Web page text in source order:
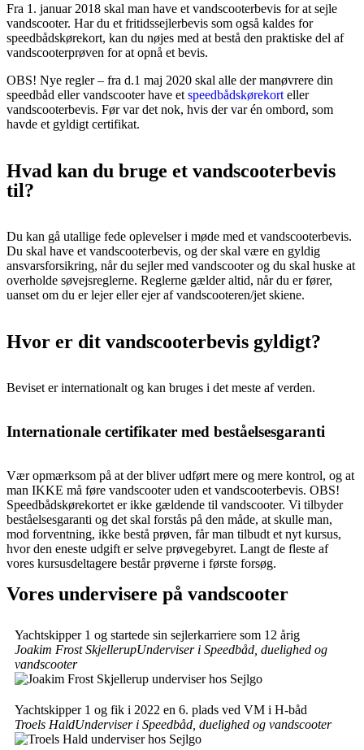
Fra 1. januar 2018 skal man have et vandscooterbevis for at sejle
vandscooter. Har du et fritidssejlerbevis som også kaldes for
speedbådskørekort, kan du nøjes med at bestå den praktiske del af
vandscooterprøven for at opnå et bevis.
OBS! Nye regler – fra d.1 maj 2020 skal alle der manøvrere din
speedbåd eller vandscooter have et speedbådskørekort eller
vandscooterbevis. Før var det nok, hvis der var én ombord, som
havde et gyldigt certifikat.
Hvad kan du bruge et vandscooterbevis
til?
Du kan gå utallige fede oplevelser i møde med et vandscooterbevis.
Du skal have et vandscooterbevis, og der skal være en gyldig
ansvarsforsikring, når du sejler med vandscooter og du skal huske at
overholde søvejsreglerne. Reglerne gælder altid, når du er fører,
uanset om du er lejer eller ejer af vandscooteren/jet skiene.
Hvor er dit vandscooterbevis gyldigt?
Beviset er internationalt og kan bruges i det meste af verden.
Internationale certifikater med beståelsesgaranti
Vær opmærksom på at der bliver udført mere og mere kontrol, og at
man IKKE må føre vandscooter uden et vandscooterbevis. OBS!
Speedbådskørekortet er ikke gældende til vandscooter. Vi tilbyder
beståelsesgaranti og det skal forstås på den måde, at skulle man,
mod forventning, ikke bestå prøven, får man tilbudt et nyt kursus,
hvor den eneste udgift er selve prøvegebyret. Langt de fleste af
vores kursusdeltagere består prøverne i første forsøg.
Vores undervisere på vandscooter
Yachtskipper 1 og startede sin sejlerkarriere som 12 årig
Joakim Frost SkjellerupUnderviser i Speedbåd, duelighed og
vandscooter
Yachtskipper 1 og fik i 2022 en 6. plads ved VM i H-båd
Troels HaldUnderviser i Speedbåd, duelighed og vandscooter